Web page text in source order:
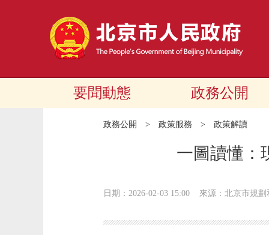
要聞動態 政務公開
政務公開 > 政策服務 > 政策解讀
一圖讀懂：​
日期：2026-02-03 15:00 來源：北京市規